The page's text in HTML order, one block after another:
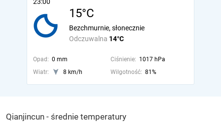
15°C
Odczuwalna 14°C
Bezchmurnie, słonecznie
Opad: 0 mm Ciśnienie: 1017 hPa
Wiatr:
8 km/h Wilgotność: 81%
Qianjincun - średnie temperatury